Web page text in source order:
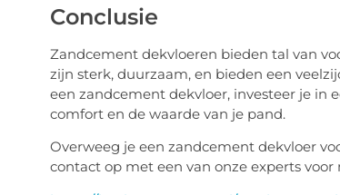
Conclusie
Zandcement dekvloeren bieden tal van
zijn sterk, duurzaam, en bieden een
een zandcement dekvloer, investeer je in
comfort en de waarde van je pand.
Overweeg je een zandcement dekvloer
contact op met een van onze experts